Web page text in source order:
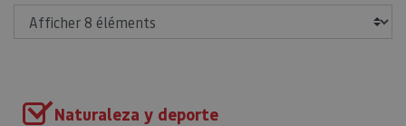
Naturaleza y deporte